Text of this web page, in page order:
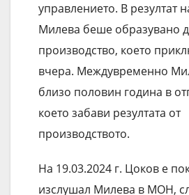
управлението. В резултат
Милева беше образувано
производство, което
вчера. Междувременно
близо половин година в
което забави резултата от
производството.
На 19.03.2024 г. Цоков е
изслушал Милева в МОН,